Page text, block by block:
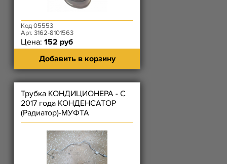
Код 05553
Арт. 3162-8101563
Цена: 152 руб
Добавить в корзину
Трубка КОНДИЦИОНЕРА - C
2017 года КОНДЕНСАТОР
(Радиатор)-МУФТА